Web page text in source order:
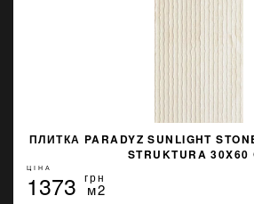
ПЛИТКА PARADYZ SUNLIGHT
STRUKTURA 30X60
ЦІНА
1373 грн
м2